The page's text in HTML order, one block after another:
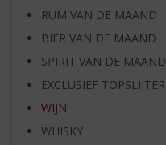
RUM VAN DE MAAND
BIER VAN DE MAAND
SPIRIT VAN DE MAAND
EXCLUSIEF TOPSLIJTER
WIJN
WHISKY